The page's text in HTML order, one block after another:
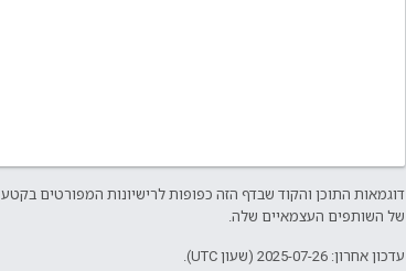
דוגמאות התוכן והקוד שבדף הזה כפופות לרישיונות המפורטים בקטע
של השותפים העצמאיים שלה.
עדכון אחרון: 2025-07-26 (שעון UTC).